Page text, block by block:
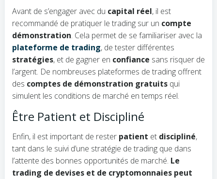
Avant de s’engager avec du capital réel, il est
recommandé de pratiquer le trading sur un compte
démonstration. Cela permet de se familiariser avec la
plateforme de trading, de tester différentes
stratégies, et de gagner en confiance sans risquer de
l’argent. De nombreuses plateformes de trading offrent
des comptes de démonstration gratuits qui
simulent les conditions de marché en temps réel.
Être Patient et Discipliné
Enfin, il est important de rester patient et discipliné,
tant dans le suivi d’une stratégie de trading que dans
l’attente des bonnes opportunités de marché. Le
trading de devises et de cryptomonnaies peut